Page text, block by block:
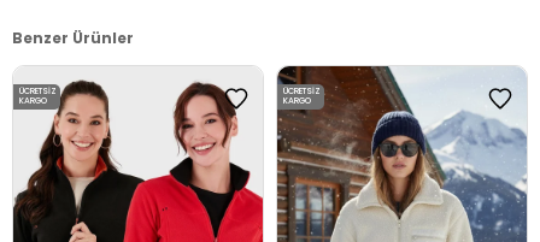
Benzer Ürünler
ÜCRETSIZ
KARGO
ÜCRETSIZ
KARGO